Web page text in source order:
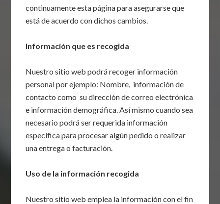
continuamente esta página para asegurarse que
está de acuerdo con dichos cambios.
Información que es recogida
Nuestro sitio web podrá recoger información
personal por ejemplo: Nombre, información de
contacto como su dirección de correo electrónica
e información demográfica. Así mismo cuando sea
necesario podrá ser requerida información
específica para procesar algún pedido o realizar
una entrega o facturación.
Uso de la información recogida
Nuestro sitio web emplea la información con el fin